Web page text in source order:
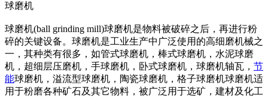
球磨机
球磨机(ball grinding mill)球磨机是物料被破碎之后，再进行粉
碎的关键设备。球磨机是工业生产中广泛使用的高细磨机械之
一，其种类有很多，如管式球磨机，棒式球磨机，水泥球磨
机，超细层压磨机，手球磨机，卧式球磨机，球磨机轴瓦， 节
能球磨机，溢流型球磨机，陶瓷球磨机，格子球磨机球磨机适
用于粉磨各种矿石及其它物料，被广泛用于选矿，建材及化工